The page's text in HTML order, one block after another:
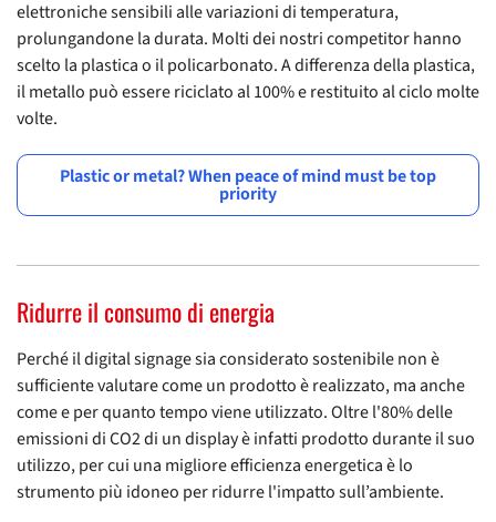
elettroniche sensibili alle variazioni di temperatura,
prolungandone la durata. Molti dei nostri competitor hanno
scelto la plastica o il policarbonato. A differenza della plastica,
il metallo può essere riciclato al 100% e restituito al ciclo molte
volte.
Plastic or metal? When peace of mind must be top
priority
Ridurre il consumo di energia
Perché il digital signage sia considerato sostenibile non è
sufficiente valutare come un prodotto è realizzato, ma anche
come e per quanto tempo viene utilizzato. Oltre l'80% delle
emissioni di CO2 di un display è infatti prodotto durante il suo
utilizzo, per cui una migliore efficienza energetica è lo
strumento più idoneo per ridurre l'impatto sull’ambiente.